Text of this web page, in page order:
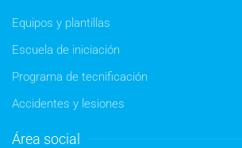
Equipos y plantillas
Escuela de iniciación
Programa de tecnificación
Accidentes y lesiones
Área social